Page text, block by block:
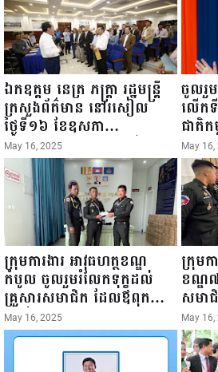
ឯកឧត្តម នេត្រ ភក្ត្រា រដ្ឋមន្ត្រី
ក្រសួងព័ត៌មាន នៅរសៀល
ថ្ងៃទី១៦ ខែឧសភា
ឆ្នាំ២០២៥នេះ បានអញ្ជើញចុះ
ធ្វើជំរឿនថ្នាក់ដឹកនាំមន្ត្រីរាជ
ការស៉ីវិល នៃក្រសួងព័ត៌មាន...
May 16, 2025
ចូលរួ
លើក
ជាតិ
១៩៤
២០២
May 16,
ក្រុមការងារ អាវុធហត្ថខណ្ឌ
កំបូល ចូលរួមរំលែកទុក្ខដល់
គ្រួសារសមាជិក ដែលឪពុកក្មេក
របស់លោកទទួលមរណៈភាព!
May 16, 2025
ក្រុមក
ខណ្ឌ
សមា
ចរាច
នៅមន្
May 16,